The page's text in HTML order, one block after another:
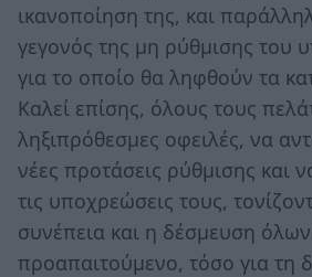
ικανοποίηση της, και
γεγονός της μη ρύθμισης του
για το οποίο θα ληφθούν τα
Καλεί επίσης, όλους τους
ληξιπρόθεσμες οφειλές, να
νέες προτάσεις ρύθμισης και
τις υποχρεώσεις τους,
συνέπεια και η δέσμευση όλων
προαπαιτούμενο, τόσο για τη